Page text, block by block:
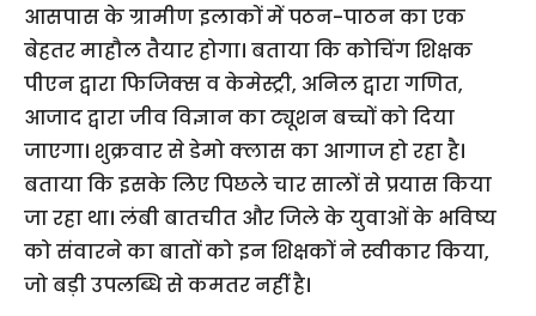
आसपास के ग्रामीण इलाकों में पठन-पाठन का एक
बेहतर माहौल तैयार होगा। बताया कि कोचिंग शिक्षक
पीएन द्वारा फिजिक्स व केमेस्ट्री, अनिल द्वारा गणित,
आजाद द्वारा जीव विज्ञान का ट्यूशन बच्चों को दिया
जाएगा। शुक्रवार से डेमो क्लास का आगाज हो रहा है।
बताया कि इसके लिए पिछले चार सालों से प्रयास किया
जा रहा था। लंबी बातचीत और जिले के युवाओं के भविष्य
को संवारने का बातों को इन शिक्षकों ने स्वीकार किया,
जो बड़ी उपलब्धि से कमतर नहीं है।